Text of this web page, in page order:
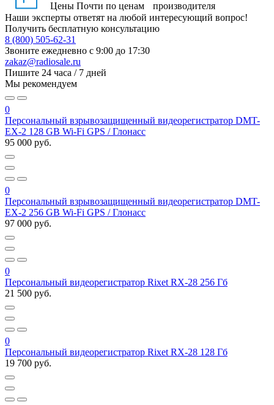
Цены Почти по ценам производителя
Наши эксперты ответят на любой интересующий вопрос!
Получить бесплатную консультацию
8 (800) 505-62-31
Звоните ежедневно с 9:00 до 17:30
zakaz@radiosale.ru
Пишите 24 часа / 7 дней
Мы рекомендуем
0
Персональный взрывозащищенный видеорегистратор DMT-
EX-2 128 GB Wi-Fi GPS / Глонасс
95 000 руб.
0
Персональный взрывозащищенный видеорегистратор DMT-
EX-2 256 GB Wi-Fi GPS / Глонасс
97 000 руб.
0
Персональный видеорегистратор Rixet RX-28 256 Гб
21 500 руб.
0
Персональный видеорегистратор Rixet RX-28 128 Гб
19 700 руб.